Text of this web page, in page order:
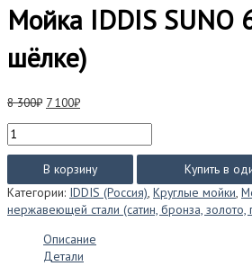
Мойка IDDIS SUNO
шёлке)
8 300₽ Первоначальная
8
300₽.
7 100₽Текущая
100₽.
Количество
товара
IDDIS
SUNO
650
шёлке)
В корзину
Купить в
Категории: IDDIS (Россия), Круглые мойки,
нержавеющей стали (сатин, бронза, золото,
Описание
Детали